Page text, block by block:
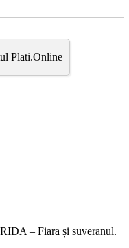
Plati.Online
– Fiara și suveranul.